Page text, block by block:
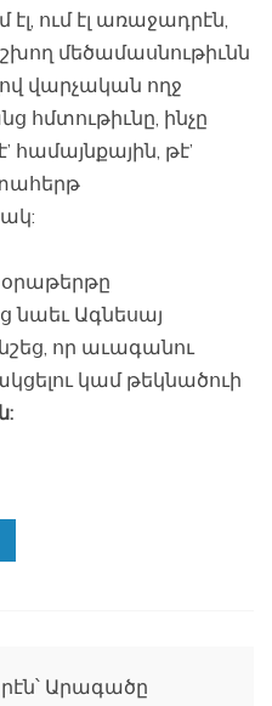
ում էլ առաջադրէն,
իշխող մեծամասնութիւնն
վարչական ողջ
հմտութիւնը, ինչը
համայնքային, թէ’
օրաթերթը
նաեւ Ագնեսայ
որ աւագանու
կամ թեկնածուի
Արագածը